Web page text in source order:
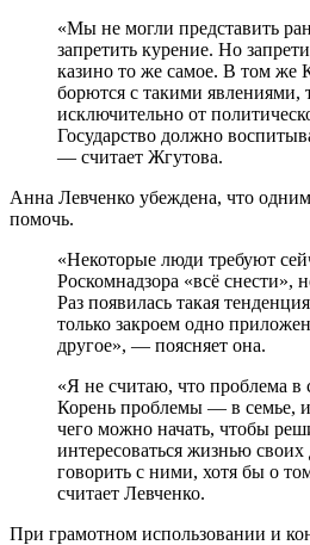
«Мы не могли представить
запретить курение. Но
казино то же самое. В том же
борются с такими явлениями,
исключительно от
Государство должно
— считает Жгутова.
Анна Левченко убеждена, что
помочь.
«Некоторые люди требуют
Роскомнадзора «всё снести»,
Раз появилась такая
только закроем одно
другое», — поясняет она.
«Я не считаю, что проблема
Корень проблемы — в семье, и
чего можно начать, чтобы
интересоваться жизнью
говорить с ними, хотя бы о
считает Левченко.
При грамотном использовании и